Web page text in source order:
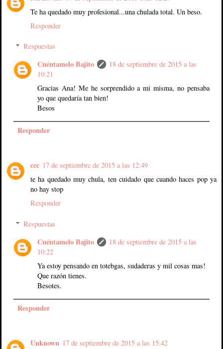
Te ha quedado muy profesional...una chulada total. Un beso.
Responder
Respuestas
Cuéntamelo Bajito
18 de septiembre de 2015 a las
10:21
Gracias Ana! Me he sorprendido a mi misma, no pensaba
yo que quedaría tan bien!
Besos
Responder
ccc 17 de septiembre de 2015 a las 12:49
te ha quedado muy chula, ten cuidado que cuando haces pop ya
no hay stop
Responder
Respuestas
Cuéntamelo Bajito
18 de septiembre de 2015 a las
10:22
Ya estoy pensando en totebgas, sudaderas y mil cosas mas!
Que razón tienes.
Besotes.
Responder
Unknown 17 de septiembre de 2015 a las 15:42